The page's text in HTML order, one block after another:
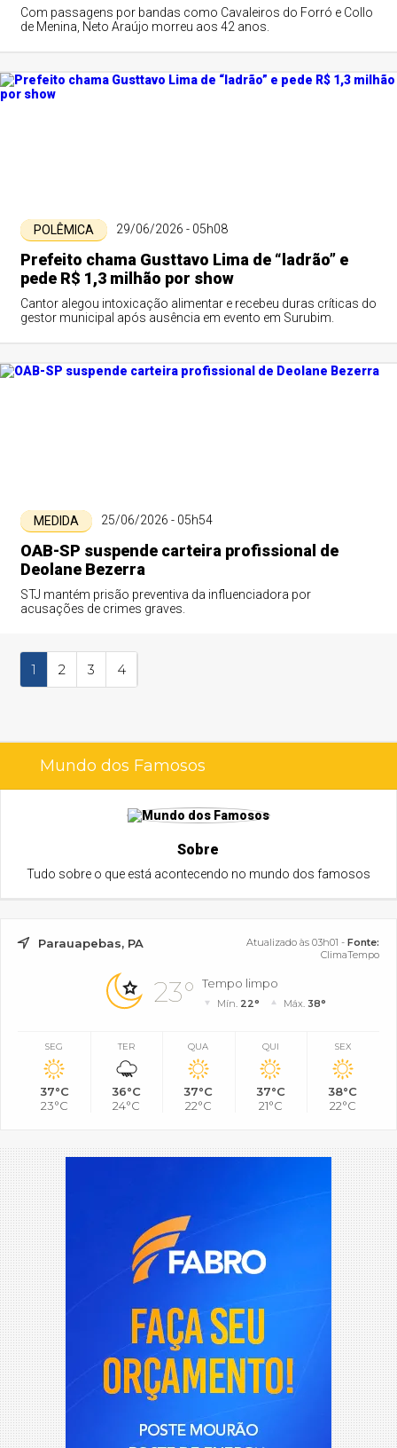
Com passagens por bandas como Cavaleiros do Forró e Collo
de Menina, Neto Araújo morreu aos 42 anos.
POLÊMICA 29/06/2026 - 05h08
Prefeito chama Gusttavo Lima de “ladrão” e
pede R$ 1,3 milhão por show
Cantor alegou intoxicação alimentar e recebeu duras críticas do
gestor municipal após ausência em evento em Surubim.
MEDIDA 25/06/2026 - 05h54
OAB-SP suspende carteira profissional de
Deolane Bezerra
STJ mantém prisão preventiva da influenciadora por
acusações de crimes graves.
1 2 3 4
Mundo dos Famosos
Sobre
Tudo sobre o que está acontecendo no mundo dos famosos
Parauapebas, PA Atualizado às 03h01 - Fonte:
ClimaTempo
23° Tempo limpo
Mín. 22° Máx. 38°
SEG
37°C
23°C
TER
36°C
24°C
QUA
37°C
22°C
QUI
37°C
21°C
SEX
38°C
22°C